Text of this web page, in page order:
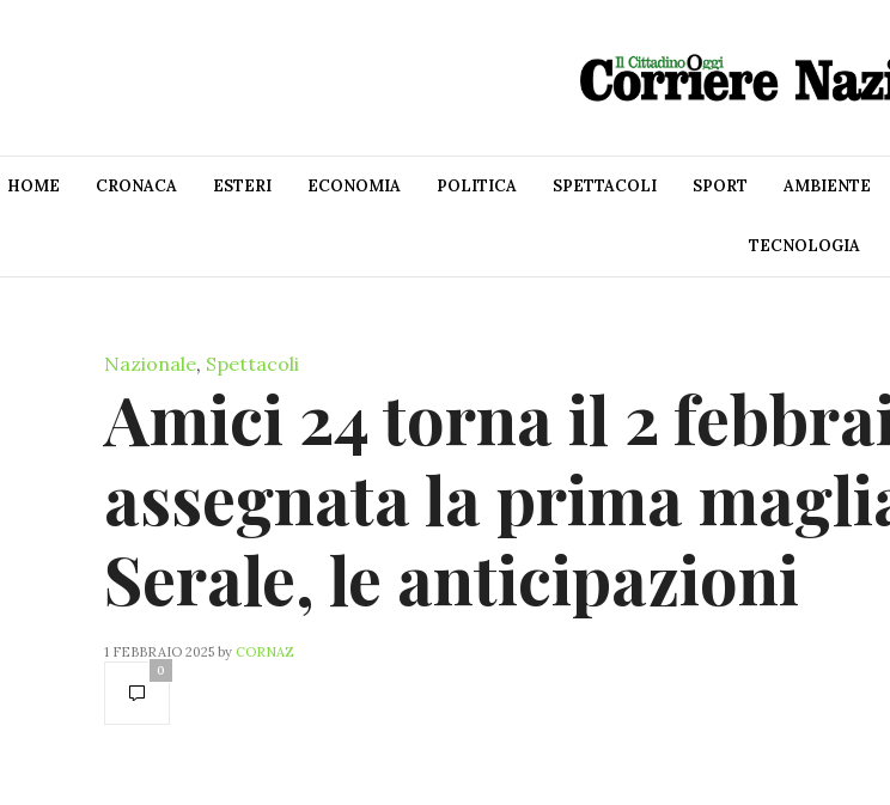
HOME CRONACA ESTERI ECONOMIA POLITICA SPETTACOLI SPORT AMBIENTE
TECNOLOGIA
Nazionale, Spettacoli
Amici 24 torna il 2
assegnata la prima
Serale, le anticipazioni
1 FEBBRAIO 2025 by CORNAZ
0